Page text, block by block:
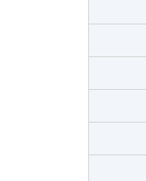
長沢
長沢
長沢
伏見
伏見